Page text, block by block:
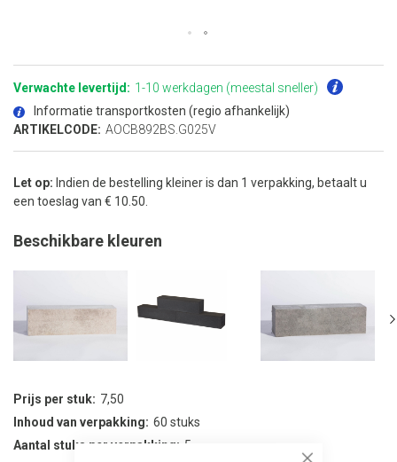
naar
begin
de
afbeeldingen-
Verwachte levertijd: 1-10 werkdagen (meestal sneller)
Informatie transportkosten (regio afhankelijk)
ARTIKELCODE: AOCB892BS.G025V
Let op: Indien de bestelling kleiner is dan 1 verpakking, betaalt u
een toeslag van € 10.50.
Beschikbare kleuren
Prijs per stuk
7,50
Inhoud van verpakking
60 stuks
Aantal stuks per verpakking
5